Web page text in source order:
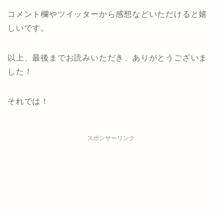
コメント欄やツイッターから感想などいただけると嬉
しいです。
以上、最後までお読みいただき、ありがとうございま
した！
それでは！
スポンサーリンク